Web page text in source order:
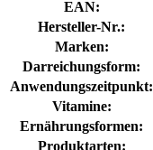
EAN:
Hersteller-Nr.:
Marken:
Darreichungsform:
Anwendungszeitpunkt:
Vitamine:
Ernährungsformen:
Produktarten: